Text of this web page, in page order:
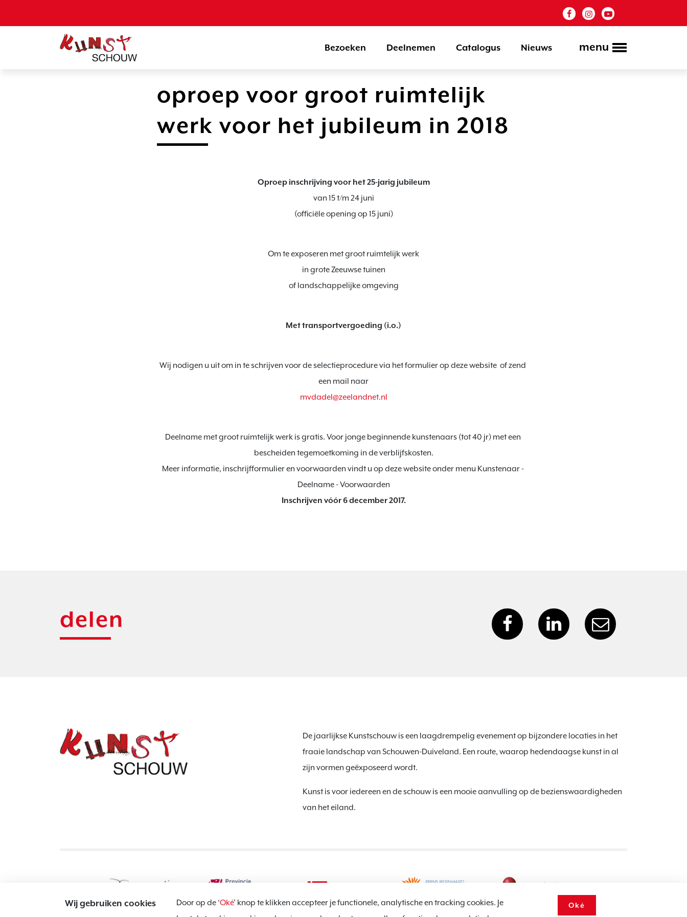
Bezoeken Deelnemen Catalogus Nieuws menu
oproep voor groot ruimtelijk
werk voor het jubileum in 2018
Oproep inschrijving voor het 25-jarig jubileum
van 15 t/m 24 juni
(officiële opening op 15 juni)
Om te exposeren met groot ruimtelijk werk
in grote Zeeuwse tuinen
of landschappelijke omgeving
Met transportvergoeding (i.o.)
Wij nodigen u uit om in te schrijven voor de selectieprocedure via het formulier op deze website  of zend
mvdadel@zeelandnet.nl
Deelname met groot ruimtelijk werk is gratis. Voor jonge beginnende kunstenaars (tot 40 jr) met een
bescheiden tegemoetkoming in de verblijfskosten.
Meer informatie, inschrijfformulier en voorwaarden vindt u op deze website onder menu Kunstenaar -
Inschrijven vóór 6 december 2017.
delen
Wij gebruiken cookies Door op de ‘Oké’ knop te klikken accepteer je functionele, analytische en tracking cookies. Je
Oké
De jaarlijkse Kunstschouw is een laagdrempelig evenement op bijzondere locaties in het
fraaie landschap van Schouwen-Duiveland. Een route, waarop hedendaagse kunst in al
zijn vormen geëxposeerd wordt.
Kunst is voor iedereen en de schouw is een mooie aanvulling op de bezienswaardigheden
van het eiland.